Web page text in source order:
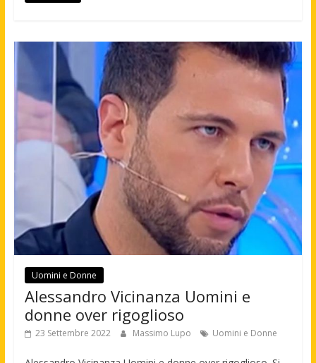
Uomini e Donne
Alessandro Vicinanza Uomini e
donne over rigoglioso
23 Settembre 2022 Massimo Lupo Uomini e Donne